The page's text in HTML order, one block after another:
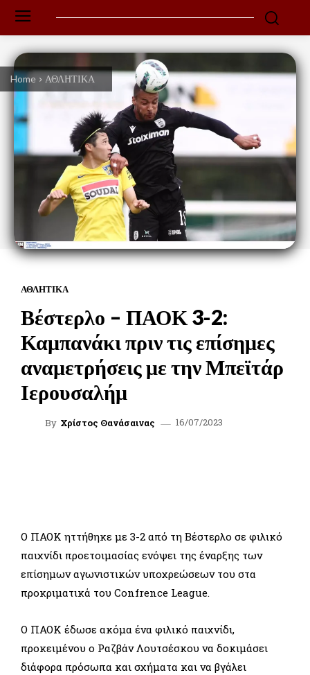
Home ΑΘΛΗΤΙΚΑ
ΑΘΛΗΤΙΚΑ
Βέστερλο – ΠΑΟΚ 3-2:
Καμπανάκι πριν τις επίσημες
αναμετρήσεις με την Μπεϊτάρ
Ιερουσαλήμ
By Χρίστος Θανάσαινας 16/07/2023
Ο ΠΑΟΚ ηττήθηκε με 3-2 από τη Βέστερλο σε φιλικό
παιχνίδι προετοιμασίας ενόψει της έναρξης των
επίσημων αγωνιστικών υποχρεώσεων του στα
προκριματικά του Confrence League.
Ο ΠΑΟΚ έδωσε ακόμα ένα φιλικό παιχνίδι,
προκειμένου ο Ραζβάν Λουτσέσκου να δοκιμάσει
διάφορα πρόσωπα και σχήματα και να βγάλει